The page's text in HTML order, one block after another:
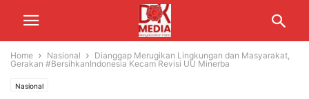
Home Nasional
Dianggap Merugikan Lingkungan dan Masyarakat,
Gerakan #BersihkanIndonesia Kecam Revisi UU Minerba
Nasional